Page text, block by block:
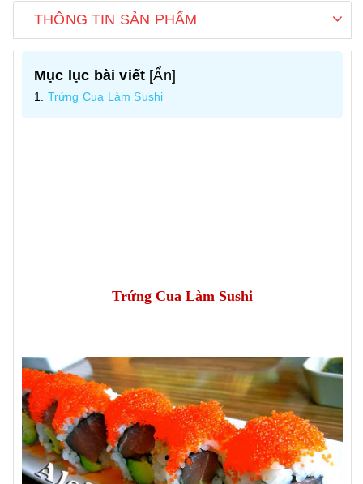
THÔNG TIN SẢN PHẨM
Mục lục bài viết [Ẩn]
Trứng Cua Làm Sushi
Trứng Cua Làm Sushi